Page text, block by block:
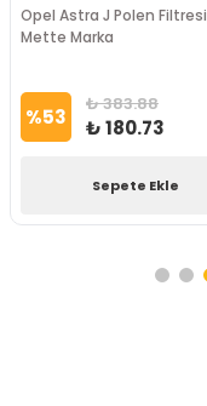
Opel Astra J Polen Filtresi
Mette Marka
%53 ₺ 383.88
₺ 180.73
Sepete Ekle